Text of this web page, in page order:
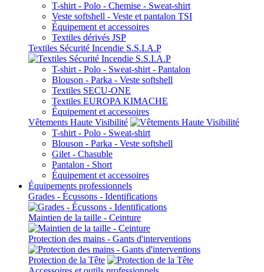
T-shirt - Polo - Chemise - Sweat-shirt
Veste softshell - Veste et pantalon TSI
Équipement et accessoires
Textiles dérivés JSP
Textiles Sécurité Incendie S.S.I.A.P
T-shirt - Polo - Sweat-shirt - Pantalon
Blouson - Parka - Veste softshell
Textiles SECU-ONE
Textiles EUROPA KIMACHE
Équipement et accessoires
Vêtements Haute Visibilité
T-shirt - Polo - Sweat-shirt
Blouson - Parka - Veste softshell
Gilet - Chasuble
Pantalon - Short
Équipement et accessoires
Équipements professionnels
Grades - Écussons - Identifications
Maintien de la taille - Ceinture
Protection des mains - Gants d'interventions
Protection de la Tête